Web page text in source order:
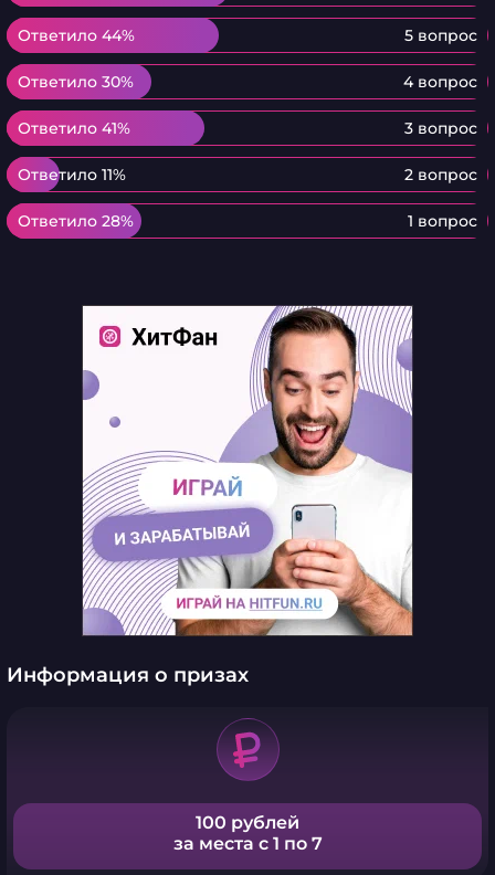
Ответило 44% 5 вопрос
Ответило 44%
Ответило 30% 4 вопрос
Ответило 30%
Ответило 41% 3 вопрос
Ответило 41%
Ответило 11% 2 вопрос
Ответило 11%
Ответило 28% 1 вопрос
Ответило 28%
Информация о призах
100 рублей
за места с 1 по 7